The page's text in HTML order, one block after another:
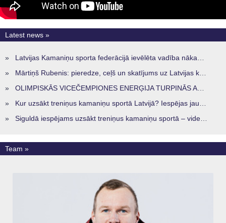
Latest news »
» Latvijas Kamaniņu sporta federācijā ievēlēta vadība nākamajam četru gadu termiņam
» Mārtiņš Rubenis: pieredze, ceļš un skatījums uz Latvijas kamaniņu sportu
» OLIMPISKĀS VICEČEMPIONES ENERĢIJA TURPINĀS ARĪ STARPSEZONĀ
» Kur uzsākt treniņus kamaniņu sportā Latvijā? Iespējas jaunajiem sportistiem visos reģionos
» Siguldā iespējams uzsākt treniņus kamaniņu sportā – vide, kur veidojas nākamā sportistu paaudze
Team »